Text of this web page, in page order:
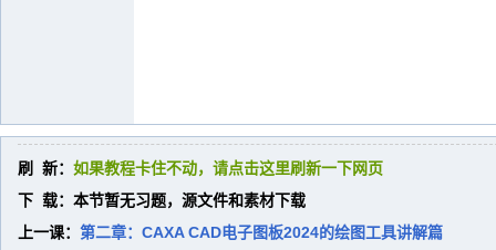
刷 新： 如果教程卡住不动，请点击这里刷新一下网页
下 载：本节暂无习题，源文件和素材下载
上一课： 第二章：CAXA CAD电子图板2024的绘图工具讲解篇